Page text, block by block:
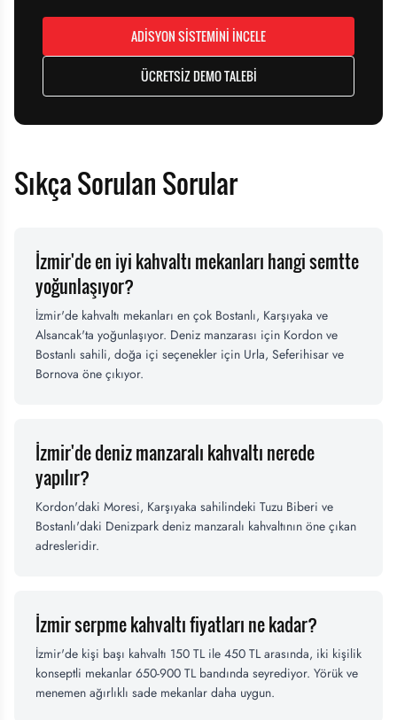
ADİSYON SİSTEMİNİ İNCELE
ÜCRETSİZ DEMO TALEBİ
Sıkça Sorulan Sorular
İzmir'de en iyi kahvaltı mekanları hangi semtte
yoğunlaşıyor?
İzmir'de kahvaltı mekanları en çok Bostanlı, Karşıyaka ve
Alsancak'ta yoğunlaşıyor. Deniz manzarası için Kordon ve
Bostanlı sahili, doğa içi seçenekler için Urla, Seferihisar ve
Bornova öne çıkıyor.
İzmir'de deniz manzaralı kahvaltı nerede
yapılır?
Kordon'daki Moresi, Karşıyaka sahilindeki Tuzu Biberi ve
Bostanlı'daki Denizpark deniz manzaralı kahvaltının öne çıkan
adresleridir.
İzmir serpme kahvaltı fiyatları ne kadar?
İzmir'de kişi başı kahvaltı 150 TL ile 450 TL arasında, iki kişilik
konseptli mekanlar 650-900 TL bandında seyrediyor. Yörük ve
menemen ağırlıklı sade mekanlar daha uygun.